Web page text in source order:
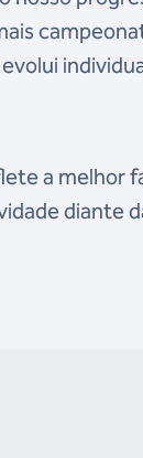
a melhor
diante